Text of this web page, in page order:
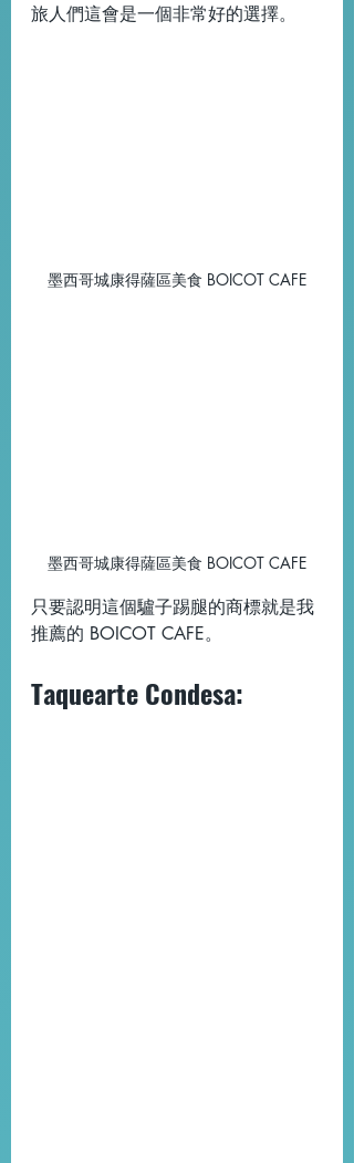
旅人們這會是一個非常好的選擇。
墨西哥城康得薩區美食 BOICOT CAFE
墨西哥城康得薩區美食 BOICOT CAFE
只要認明這個驢子踢腿的商標就是我
推薦的 BOICOT CAFE。
Taquearte Condesa: